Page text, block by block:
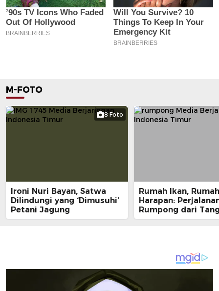
M-FOTO
8 Foto
Ironi Nuri Bayan, Satwa
Dilindungi yang ‘Dimusuhi’
Petani Jagung
Rumah Ikan, Rumah
Harapan:
Rumpong dari
Nelayan ke Meja